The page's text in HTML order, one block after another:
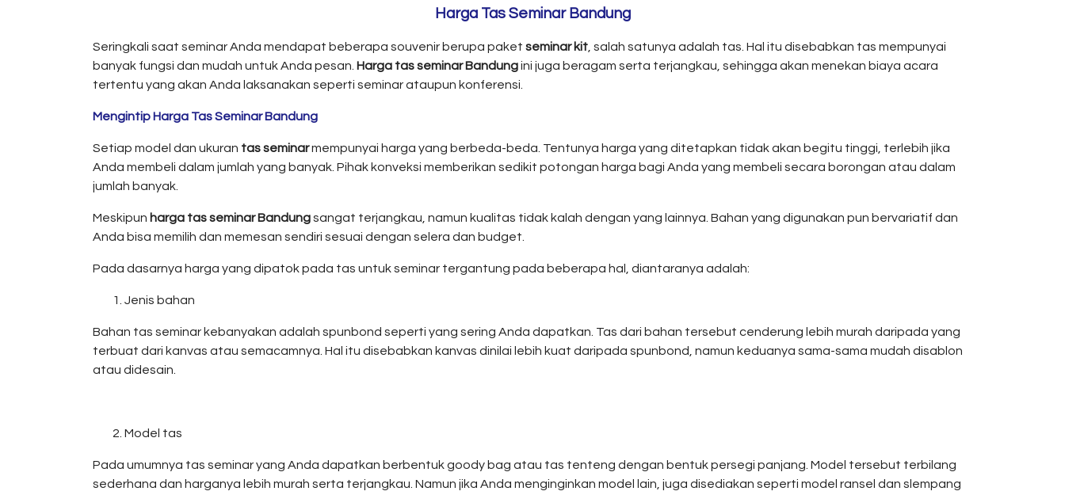
Harga Tas Seminar Bandung
Seringkali saat seminar Anda mendapat beberapa souvenir berupa paket seminar kit , salah satunya adalah tas. Hal itu disebabkan tas mempunyai
banyak fungsi dan mudah untuk Anda pesan. Harga tas seminar Bandungini juga beragam serta terjangkau, sehingga akan menekan biaya acara
tertentu yang akan Anda laksanakan seperti seminar ataupun konferensi.
Mengintip Harga Tas Seminar Bandung
Setiap model dan ukuran tas seminarmempunyai harga yang berbeda-beda. Tentunya harga yang ditetapkan tidak akan begitu tinggi, terlebih jika
Anda membeli dalam jumlah yang banyak. Pihak konveksi memberikan sedikit potongan harga bagi Anda yang membeli secara borongan atau dalam
jumlah banyak.
Meskipun harga tas seminar Bandungsangat terjangkau, namun kualitas tidak kalah dengan yang lainnya. Bahan yang digunakan pun bervariatif dan
Anda bisa memilih dan memesan sendiri sesuai dengan selera dan budget.
Pada dasarnya harga yang dipatok pada tas untuk seminar tergantung pada beberapa hal, diantaranya adalah:
Jenis bahan
Bahan tas seminar kebanyakan adalah spunbond seperti yang sering Anda dapatkan. Tas dari bahan tersebut cenderung lebih murah daripada yang
terbuat dari kanvas atau semacamnya. Hal itu disebabkan kanvas dinilai lebih kuat daripada spunbond, namun keduanya sama-sama mudah disablon
atau didesain.
Model tas
Pada umumnya tas seminar yang Anda dapatkan berbentuk goody bag atau tas tenteng dengan bentuk persegi panjang. Model tersebut terbilang
sederhana dan harganya lebih murah serta terjangkau. Namun jika Anda menginginkan model lain, juga disediakan seperti model ransel dan slempang